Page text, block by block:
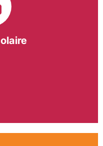
Méridiennes, nous
et individualisée